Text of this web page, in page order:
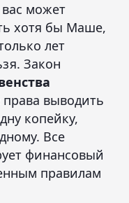
может
хотя бы Маше,
лет
Закон
выводить
копейку,
Все
финансовый
правилам